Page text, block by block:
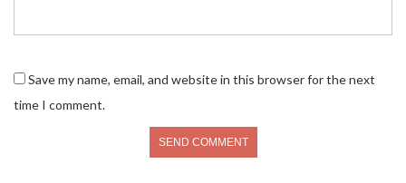
Save my name, email, and website in this browser for the next
time I comment.